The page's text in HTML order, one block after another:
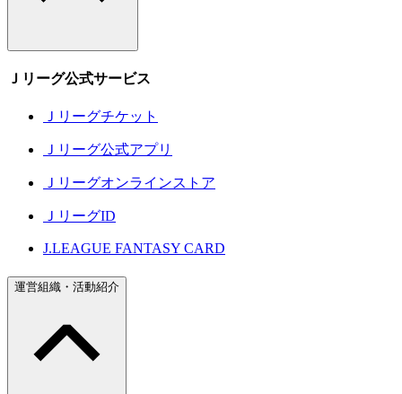
Ｊリーグ公式サービス
Ｊリーグチケット
Ｊリーグ公式アプリ
Ｊリーグオンラインストア
ＪリーグID
J.LEAGUE FANTASY CARD
運営組織・活動紹介